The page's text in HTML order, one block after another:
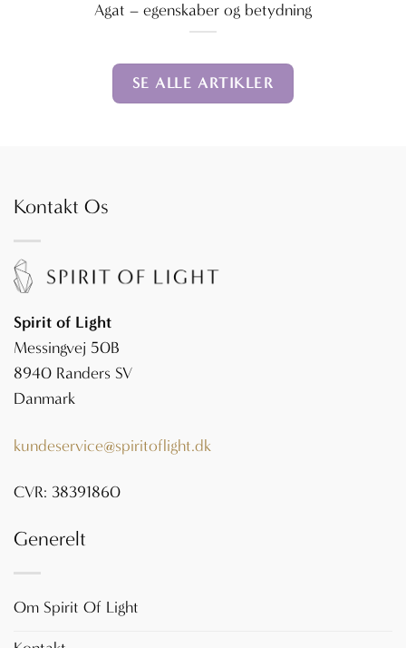
Agat – egenskaber og betydning
SE ALLE ARTIKLER
Kontakt Os
Spirit of Light
Messingvej 50B
8940 Randers SV
Danmark
kundeservice@spiritoflight.dk
CVR: 38391860
Generelt
Om Spirit Of Light